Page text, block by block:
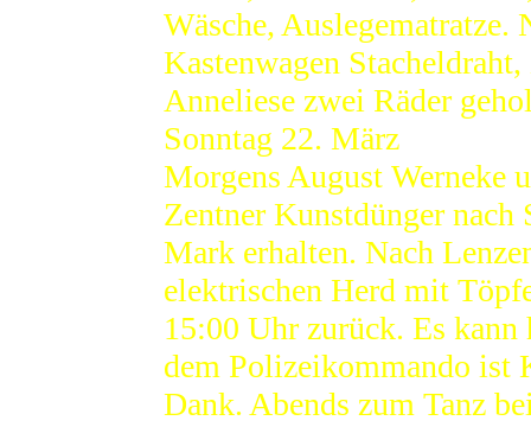
Wäsche, Auslegematratze.
Kastenwagen
Anneliese zwei Räder
Sonntag 22. März
Morgens August Werneke
Zentner Kunstdünger
Mark erhalten. Nach
elektrischen Herd mit
15:00 Uhr zurück. Es
dem Polizeikommando ist
Dank. Abends zum Tanz